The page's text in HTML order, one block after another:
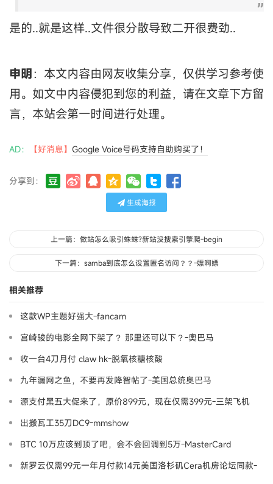
是的..就是这样..文件很分散导致二开很费劲..
申明 ：本文内容由网友收集分享，仅供学习参考使
用。如文中内容侵犯到您的利益，请在文章下方留
言，本站会第一时间进行处理。
AD： 【好消息】 Google Voice号码支持自助购买了！
分享到：
生成海报
上一篇：做站怎么吸引蛛蛛?新站没搜索引擎爬-begin
下一篇：samba到底怎么设置匿名访问？？-嫖啊嫖
相关推荐
这款WP主题好强大-fancam
宫崎骏的电影全网下架了？ 那里还可以下？-奧巴马
收一台4刀月付 claw hk-脱氧核糖核酸
九年漏网之鱼，不要再发降智帖了-美国总统奥巴马
源支付黑五大促来了，原价899元，现在仅需399元-三架飞机
出搬瓦工35刀DC9-mmshow
BTC 10万应该到顶了吧，会不会回调到5万-MasterCard
新罗云仅需99元一年月付款14元美国洛杉矶Cera机房论坛同款-